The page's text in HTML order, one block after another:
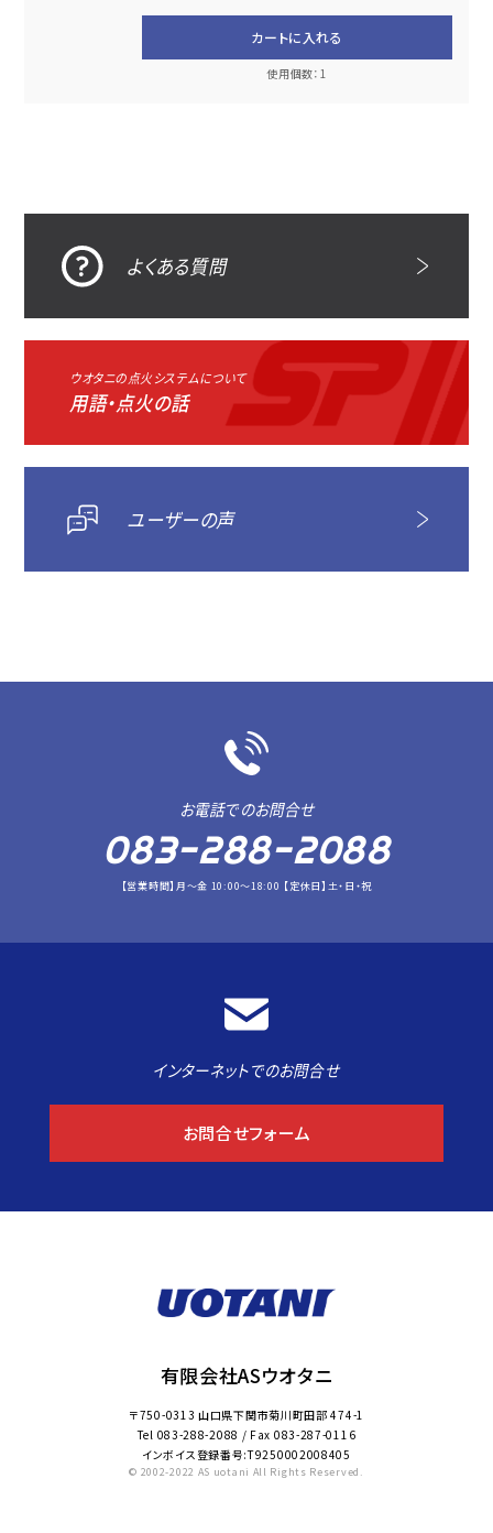
カートに入れる
使用個数：1
よくある質問
ウオタニの点火システムについて
用語・点火の話
ユーザーの声
お電話でのお問合せ
083-288-2088
【営業時間】月～金 10:00～18:00 【定休日】土・日・祝
インターネットでのお問合せ
お問合せフォーム
有限会社ASウオタニ
〒750-0313 山口県下関市菊川町田部 474-1
Tel 083-288-2088 / Fax 083-287-0116
インボイス登録番号:T9250002008405
© 2002-2022 AS uotani All Rights Reserved.